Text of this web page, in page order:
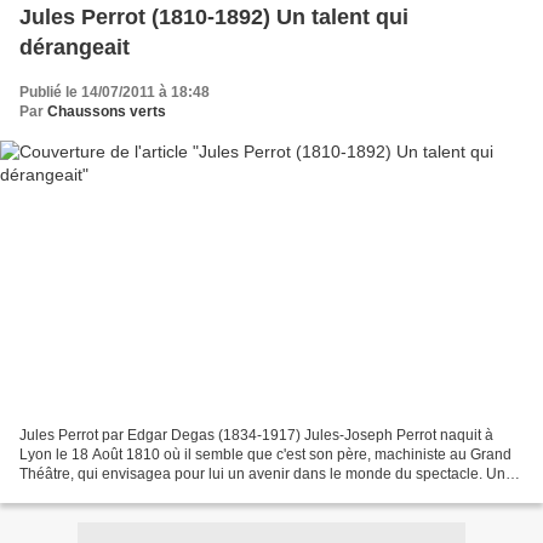
Jules Perrot (1810-1892) Un talent qui
dérangeait
Publié le 14/07/2011 à 18:48
Par Chaussons verts
Jules Perrot par Edgar Degas (1834-1917) Jules-Joseph Perrot naquit à
Lyon le 18 Août 1810 où il semble que c'est son père, machiniste au Grand
Théâtre, qui envisagea pour lui un avenir dans le monde du spectacle. Une